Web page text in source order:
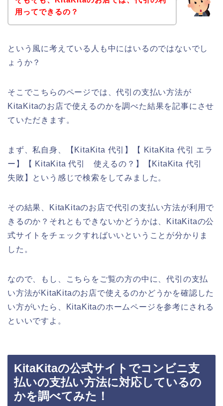
用ってできるの？
という風に考えている人も中にはいるのではないでし
ょうか？
そこでこちらのページでは、代引の支払い方法が
KitaKitaのお店で使えるのかを調べた結果を記事にさせ
ていただきます。
まず、私自身、【KitaKita 代引】【 KitaKita 代引 エラ
ー】【 KitaKita 代引 使えるの？】【KitaKita 代引
失敗】という感じで検索をしてみました。
その結果、KitaKitaのお店で代引の支払い方法が利用で
きるのか？それともできないかどうかは、KitaKitaの公
式サイトをチェックすればいいということが分かりま
した。
なので、もし、こちらをご覧の方の中に、代引の支払
い方法がKitaKitaのお店で使えるのかどうかを確認した
い方がいたら、KitaKitaのホームページを参考にされる
といいですよ。
KitaKitaの公式サイトでコンビニ支
払いの支払い方法に対応しているの
かを調べてみた！